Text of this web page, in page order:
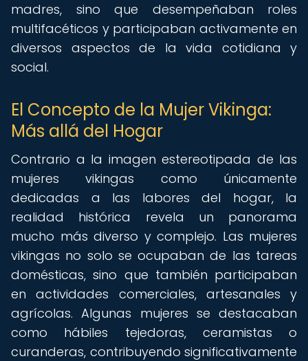
madres, sino que desempeñaban roles
multifacéticos y participaban activamente en
diversos aspectos de la vida cotidiana y
social.
El Concepto de la Mujer Vikinga:
Más allá del Hogar
Contrario a la imagen estereotipada de las
mujeres vikingas como únicamente
dedicadas a las labores del hogar, la
realidad histórica revela un panorama
mucho más diverso y complejo. Las mujeres
vikingas no solo se ocupaban de las tareas
domésticas, sino que también participaban
en actividades comerciales, artesanales y
agrícolas. Algunas mujeres se destacaban
como hábiles tejedoras, ceramistas o
curanderas, contribuyendo significativamente